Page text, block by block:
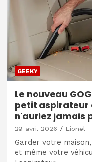
GEEKY
Le nouveau
petit aspirateur
n'auriez jamais
29 avril 2026 Lionel
Garder votre
et même votre